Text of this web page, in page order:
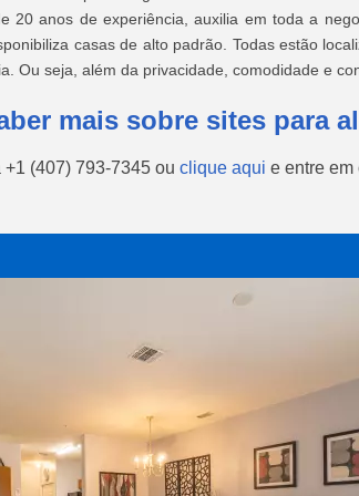
20 anos de experiência, auxilia em toda a
casas de alto padrão. Todas estão
Ou seja, além da privacidade, comodidade e
mais sobre sites para
+1 (407) 793-7345 ou clique aqui e entre em